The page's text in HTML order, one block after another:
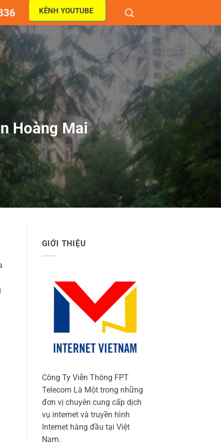
KÊNH YOUTUBE
Hoàng Mai
GIỚI THIỆU
Công Ty Viễn Thông FPT
Telecom Là Một trong những
đơn vị chuyên cung cấp dịch
vụ internet và truyền hình
Internet hàng đầu tại Việt
Nam.